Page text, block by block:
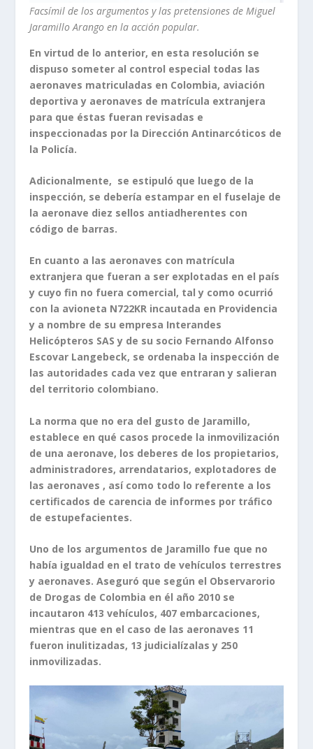
Facsímil de los argumentos y las pretensiones de Miguel
Jaramillo Arango en la acción popular.
En virtud de lo anterior, en esta resolución se
dispuso someter al control especial todas las
aeronaves matriculadas en Colombia, aviación
deportiva y aeronaves de matrícula extranjera
para que éstas fueran revisadas e
inspeccionadas por la Dirección Antinarcóticos de
la Policía.
Adicionalmente, se estipuló que luego de la
inspección, se debería estampar en el fuselaje de
la aeronave diez sellos antiadherentes con
código de barras.
En cuanto a las aeronaves con matrícula
extranjera que fueran a ser explotadas en el país
y cuyo fin no fuera comercial, tal y como ocurrió
con la avioneta N722KR incautada en Providencia
y a nombre de su empresa Interandes
Helicópteros SAS y de su socio Fernando Alfonso
Escovar Langebeck, se ordenaba la inspección de
las autoridades cada vez que entraran y salieran
del territorio colombiano.
La norma que no era del gusto de Jaramillo,
establece en qué casos procede la inmovilización
de una aeronave, los deberes de los propietarios,
administradores, arrendatarios, explotadores de
las aeronaves , así como todo lo referente a los
certificados de carencia de informes por tráfico
de estupefacientes.
Uno de los argumentos de Jaramillo fue que no
había igualdad en el trato de vehículos terrestres
y aeronaves. Aseguró que según el Observarorio
de Drogas de Colombia en él año 2010 se
incautaron 413 vehículos, 407 embarcaciones,
mientras que en el caso de las aeronaves 11
fueron inulitizadas, 13 judicialízalas y 250
inmovilizadas.